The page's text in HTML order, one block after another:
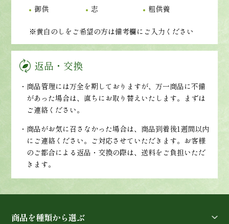
御供 志 粗供養
※黄白のしをご希望の方は備考欄にご入力ください
返品・交換
・商品管理には万全を期しておりますが、万一商品に不備
があった場合は、直ちにお取り替えいたします。まずは
ご連絡ください。
・商品がお気に召さなかった場合は、商品到着後1週間以内
にご連絡ください。ご対応させていただきます。お客様
のご都合による返品・交換の際は、送料をご負担いただ
きます。
商品を種類から選ぶ